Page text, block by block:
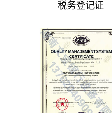
税务登记证